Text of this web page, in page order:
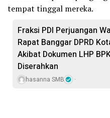
tempat tinggal mereka.
Fraksi PDI Perjuangan
Rapat Banggar DPRD
Akibat Dokumen LHP
Diserahkan
hasanna SMB